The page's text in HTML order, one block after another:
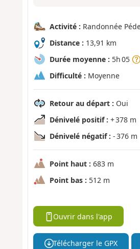
Activité : Randonnée
Distance : 13,91 km
Durée moyenne : 5h 05
Difficulté : Moyenne
Retour au départ : Oui
Dénivelé positif : + 378 m
Dénivelé négatif : - 376 m
Point haut : 683 m
Point bas : 512 m
Ouvrir dans l'app
Télécharger le GPX